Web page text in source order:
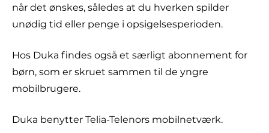
når det ønskes, således at du hverken spilder
unødig tid eller penge i opsigelsesperioden.
Hos Duka findes også et særligt abonnement for
børn, som er skruet sammen til de yngre
mobilbrugere.
Duka benytter Telia-Telenors mobilnetværk.